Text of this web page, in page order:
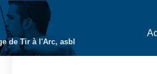
de Tir à l'Arc, asbl